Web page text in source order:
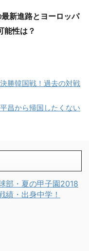
新進路とヨーロッパ
能性は？
勝韓国戦！過去の対戦
昌から帰国したくない
部・夏の甲子園2018
績・出身中学！